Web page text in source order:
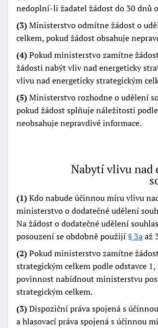
nedoplní-li žadatel žádost do 30 dnů
(3)Ministerstvo odmítne žádost o
celkem, pokud žádost obsahuje
(4)Pokud ministerstvo zamítne
žádosti nabýt vliv nad energeticky
vlivu nad energeticky strategickým
(5)Ministerstvo rozhodne o udělení
pokud žádost splňuje náležitosti podle
neobsahuje nepravdivé informace.
Nabytí vlivu nad
(1)Kdo nabude účinnou míru vlivu
ministerstvo o dodatečné udělení
Na žádost o dodatečné udělení
posouzení se obdobně použijí § 3aaž
(2)Pokud ministerstvo zamítne
strategickým celkem podle odstavce
povinnost nabídnout ministerstvu
strategickým celkem.
(3)Dispoziční práva spojená s
a hlasovací práva spojená s účinnou